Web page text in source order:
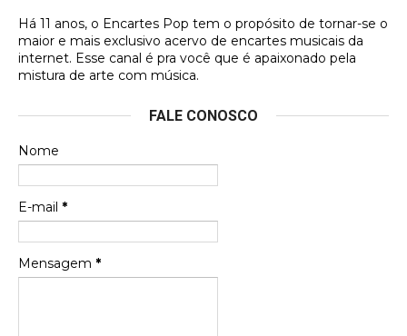
DVD MIDINHO
Francierton
futuras aquisições, e olhando o encarte aqui, me
Francierton
Espero que tenham sentido minha falta, informo
que estou de volta para trazer mais contribuições
Há 11 anos, o Encartes Pop tem o propósito de tornar-se o
maior e mais exclusivo acervo de encartes musicais da
internet. Esse canal é pra você que é apaixonado pela
mistura de arte com música.
FALE CONOSCO
Nome
E-mail *
Mensagem *